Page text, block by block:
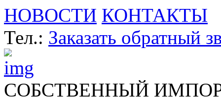
НОВОСТИ КОНТАКТЫ
Тел.: Заказать обратный
СОБСТВЕННЫЙ